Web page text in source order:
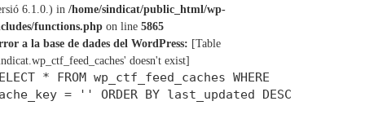
6.1.0.) in/home/sindicat/public_html/wp-
functions.php on line5865
a la base de dades del WordPress: [Table
doesn't exist]
* FROM wp_ctf_feed_caches WHERE
= '' ORDER BY last_updated DESC